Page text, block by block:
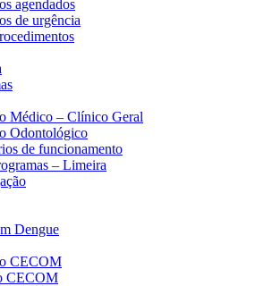
agendados
de urgência
Médico – Clínico Geral
Odontológico
de funcionamento
– Limeira
Dengue
CECOM
CECOM